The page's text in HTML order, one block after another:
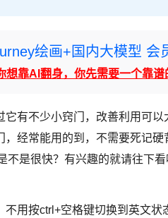
绘画+国内大模型 会
想靠AI翻身，你先需要一个靠谱
不少小窍门，改善利用可以
经常能用的到，不需要死记
是很快？有兴趣的就请往下看
按ctrl+空格键切换到英文状